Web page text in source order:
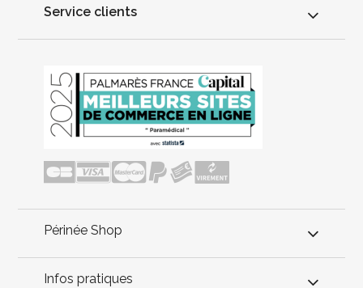
Service clients
Périnée Shop
Infos pratiques